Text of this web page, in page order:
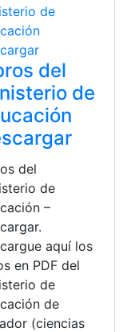
de educación
del
de
del
de
–
aquí los
en PDF del
de
de
(ciencias